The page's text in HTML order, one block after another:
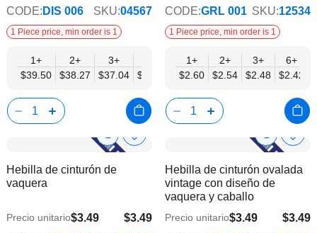
CODE: DIS 006 SKU:04567
1 Piece price, min order is 1
1+
$39.50
2+
$38.27
3+
$37.04
$35.80
6+
$34.57
CODE:GRL 001 SKU:12534
1 Piece price, min order is 1
1+
$2.60
2+
$2.54
3+
$2.48
6+
$2.42
Show
Info
Añadir
deseos
Hebilla de cinturón de
vaquera
$3.49
$2.82
Precio unitario$3.49
Show
Info la
Hebilla de cinturón ovalada
vintage con diseño de
vaquera y caballo
$3.49
$2.82
Precio unitario$3.49